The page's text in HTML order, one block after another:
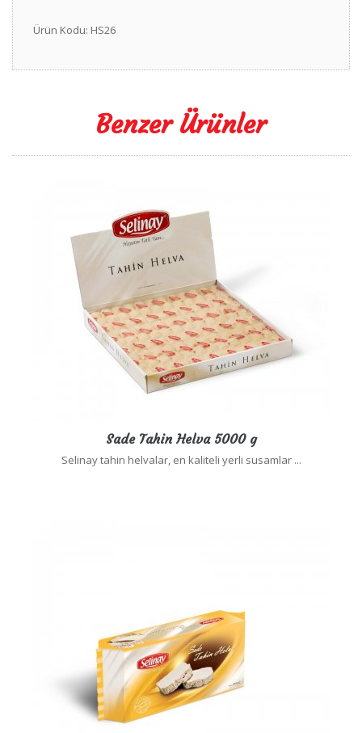
Ürün Kodu: HS26
Benzer Ürünler
Sade Tahin Helva 5000 g
Selinay tahin helvalar, en kaliteli yerli susamlar ...